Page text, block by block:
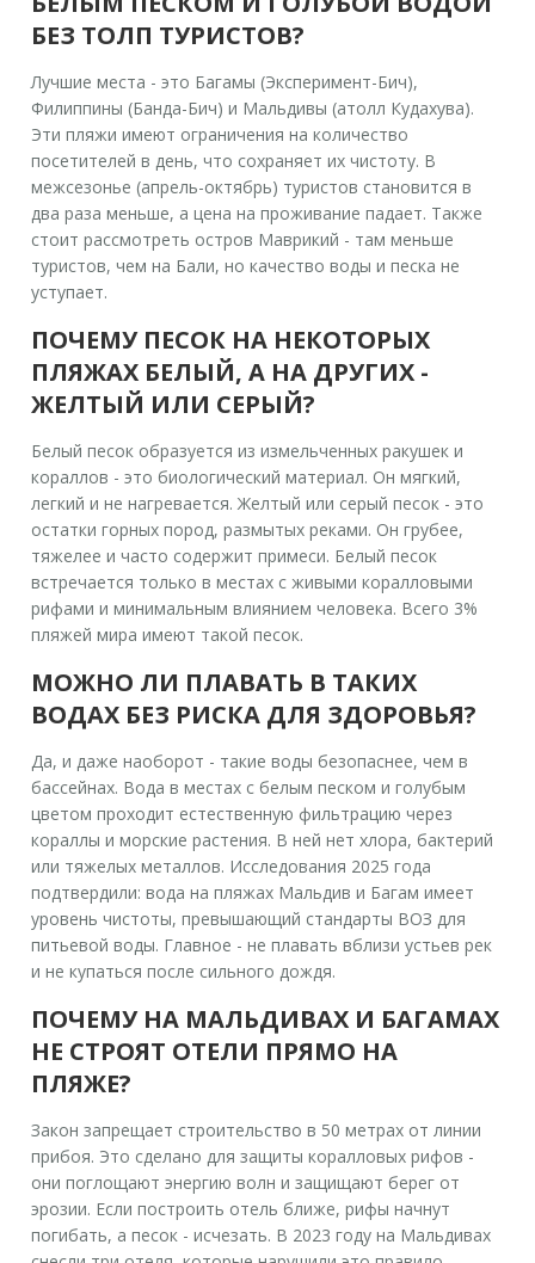
БЕЗ ТОЛП ТУРИСТОВ?
Лучшие места - это Багамы (Эксперимент-Бич),
Филиппины (Банда-Бич) и Мальдивы (атолл Кудахува).
Эти пляжи имеют ограничения на количество
посетителей в день, что сохраняет их чистоту. В
межсезонье (апрель-октябрь) туристов становится в
два раза меньше, а цена на проживание падает. Также
стоит рассмотреть остров Маврикий - там меньше
туристов, чем на Бали, но качество воды и песка не
уступает.
ПОЧЕМУ ПЕСОК НА НЕКОТОРЫХ
ПЛЯЖАХ БЕЛЫЙ, А НА ДРУГИХ -
ЖЕЛТЫЙ ИЛИ СЕРЫЙ?
Белый песок образуется из измельченных ракушек и
кораллов - это биологический материал. Он мягкий,
легкий и не нагревается. Желтый или серый песок - это
остатки горных пород, размытых реками. Он грубее,
тяжелее и часто содержит примеси. Белый песок
встречается только в местах с живыми коралловыми
рифами и минимальным влиянием человека. Всего 3%
пляжей мира имеют такой песок.
МОЖНО ЛИ ПЛАВАТЬ В ТАКИХ
ВОДАХ БЕЗ РИСКА ДЛЯ ЗДОРОВЬЯ?
Да, и даже наоборот - такие воды безопаснее, чем в
бассейнах. Вода в местах с белым песком и голубым
цветом проходит естественную фильтрацию через
кораллы и морские растения. В ней нет хлора, бактерий
или тяжелых металлов. Исследования 2025 года
подтвердили: вода на пляжах Мальдив и Багам имеет
уровень чистоты, превышающий стандарты ВОЗ для
питьевой воды. Главное - не плавать вблизи устьев рек
и не купаться после сильного дождя.
ПОЧЕМУ НА МАЛЬДИВАХ И БАГАМАХ
НЕ СТРОЯТ ОТЕЛИ ПРЯМО НА
ПЛЯЖЕ?
Закон запрещает строительство в 50 метрах от линии
прибоя. Это сделано для защиты коралловых рифов -
они поглощают энергию волн и защищают берег от
эрозии. Если построить отель ближе, рифы начнут
погибать, а песок - исчезать. В 2023 году на Мальдивах